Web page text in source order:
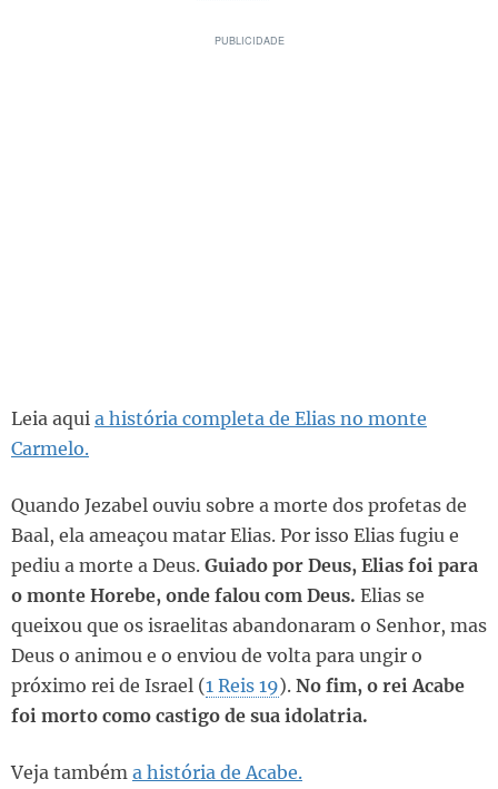
Leia aqui a história completa de Elias no monte
Carmelo.
Quando Jezabel ouviu sobre a morte dos profetas de
Baal, ela ameaçou matar Elias. Por isso Elias fugiu e
pediu a morte a Deus. Guiado por Deus, Elias foi para
o monte Horebe, onde falou com Deus. Elias se
queixou que os israelitas abandonaram o Senhor, mas
Deus o animou e o enviou de volta para ungir o
próximo rei de Israel (1 Reis 19). No fim, o rei Acabe
foi morto como castigo de sua idolatria.
Veja também a história de Acabe.